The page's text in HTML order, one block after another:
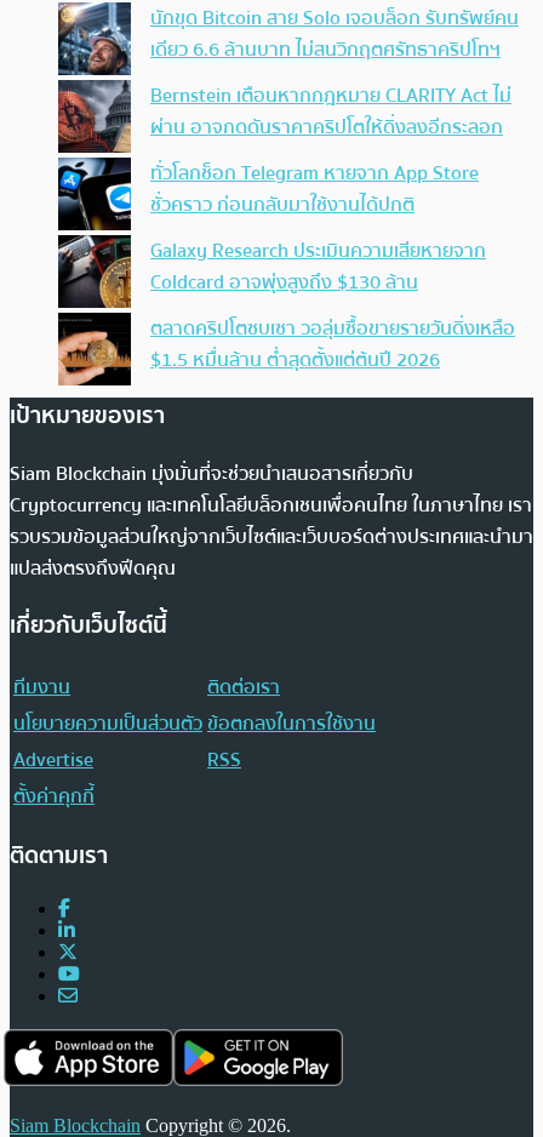
นักขุด Bitcoin สาย Solo เจอบล็อก รับทรัพย์คน
เดียว 6.6 ล้านบาท ไม่สนวิกฤตศรัทธาคริปโทฯ
Bernstein เตือนหากกฎหมาย CLARITY Act ไม่
ผ่าน อาจกดดันราคาคริปโตให้ดิ่งลงอีกระลอก
ทั่วโลกช็อก Telegram หายจาก App Store
ชั่วคราว ก่อนกลับมาใช้งานได้ปกติ
Galaxy Research ประเมินความเสียหายจาก
Coldcard อาจพุ่งสูงถึง $130 ล้าน
ตลาดคริปโตซบเซา วอลุ่มซื้อขายรายวันดิ่งเหลือ
$1.5 หมื่นล้าน ต่ำสุดตั้งแต่ต้นปี 2026
เป้าหมายของเรา
Siam Blockchain มุ่งมั่นที่จะช่วยนำเสนอสารเกี่ยวกับ
Cryptocurrency และเทคโนโลยีบล็อกเชนเพื่อคนไทย ในภาษาไทย เรา
รวบรวมข้อมูลส่วนใหญ่จากเว็บไซต์และเว็บบอร์ดต่างประเทศและนำมา
แปลส่งตรงถึงฟีดคุณ
เกี่ยวกับเว็บไซต์นี้
ทีมงาน
ติดต่อเรา
นโยบายความเป็นส่วนตัวข้อตกลงในการใช้งาน
Advertise
RSS
ตั้งค่าคุกกี้
ติดตามเรา
Siam Blockchain Copyright © 2026.